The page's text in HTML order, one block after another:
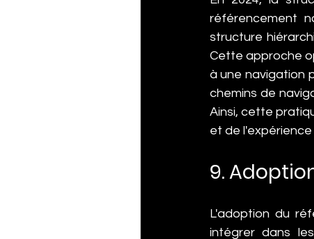
référencement
structure
Cette approche
à une navigation
chemins de
Ainsi, cette
et de l'expérience
9.
L'adoption du
intégrer dans